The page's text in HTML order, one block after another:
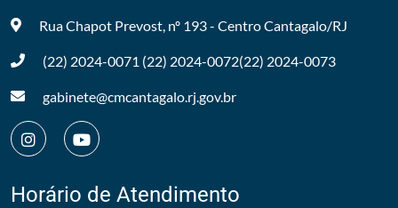
Rua Chapot Prevost, nº 193 - CentroCantagalo/RJ
(22) 2024-0071 (22) 2024-0072(22) 2024-0073
gabinete@cmcantagalo.rj.gov.br
Horário de Atendimento